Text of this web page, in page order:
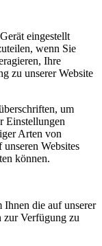
eingestellt
wenn Sie
Ihre
zu unserer Website
um
Einstellungen
Arten von
Websites
können.
die auf unserer
zur Verfügung zu